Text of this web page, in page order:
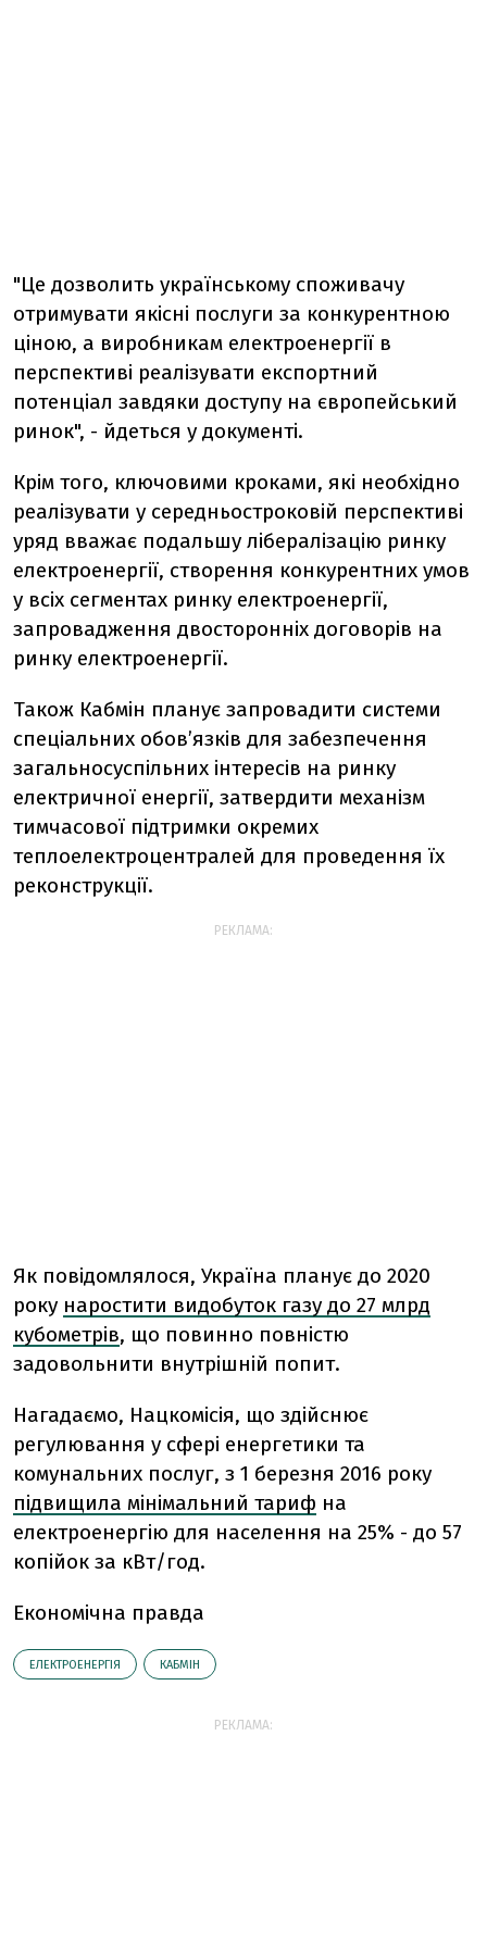
"Це дозволить українському споживачу
отримувати якісні послуги за конкурентною
ціною, а виробникам електроенергії в
перспективі реалізувати експортний
потенціал завдяки доступу на європейський
ринок", - йдеться у документі.
Крім того, ключовими кроками, які необхідно
реалізувати у середньостроковій перспективі
уряд вважає подальшу лібералізацію ринку
електроенергії, створення конкурентних умов
у всіх сегментах ринку електроенергії,
запровадження двосторонніх договорів на
ринку електроенергії.
Також Кабмін планує запровадити системи
спеціальних обов’язків для забезпечення
загальносуспільних інтересів на ринку
електричної енергії, затвердити механізм
тимчасової підтримки окремих
теплоелектроцентралей для проведення їх
реконструкції.
РЕКЛАМА:
Як повідомлялося, Україна планує до 2020
року наростити видобуток газу до 27 млрд
кубометрів, що повинно повністю
задовольнити внутрішній попит.
Нагадаємо, Нацкомісія, що здійснює
регулювання у сфері енергетики та
комунальних послуг, з 1 березня 2016 року
підвищила мінімальний тариф на
електроенергію для населення на 25% - до 57
копійок за кВт/год.
Економічна правда
ЕЛЕКТРОЕНЕРГІЯ КАБМІН
РЕКЛАМА: